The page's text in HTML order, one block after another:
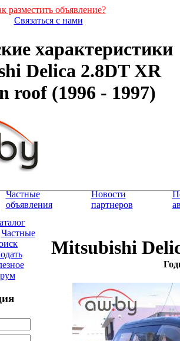
разместить объявление?
Связаться с нами
характеристики
Delica 2.8DT XR
roof (1996 - 1997)
Частные
объявления
Новости
партнеров
Частные
Mitsubishi